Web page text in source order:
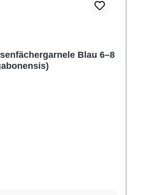
Blau 6–8